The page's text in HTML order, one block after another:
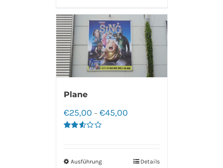
Plane
von 5
€25,00 – €45,00
Ausführung
Details